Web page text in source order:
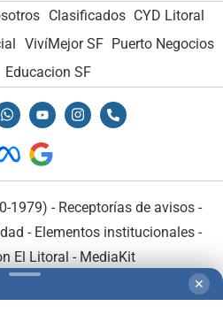
Clasificados CYD Litoral
VivíMejor SF Puerto Negocios
Educacion SF
1979) - Receptorías de avisos -
- Elementos institucionales-
El Litoral - MediaKit
✕